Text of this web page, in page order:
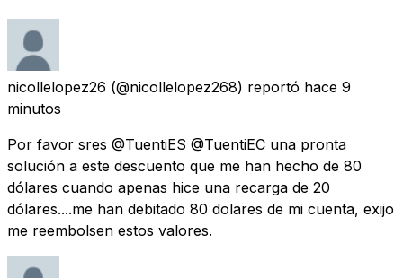
nicollelopez26 (@nicollelopez268) reportó hace 9
minutos
Por favor sres @TuentiES @TuentiEC una pronta
solución a este descuento que me han hecho de 80
dólares cuando apenas hice una recarga de 20
dólares....me han debitado 80 dolares de mi cuenta, exijo
me reembolsen estos valores.